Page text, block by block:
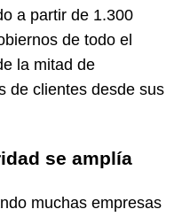
a partir de 1.300
de todo el
la mitad de
de clientes desde sus
se amplía
muchas empresas